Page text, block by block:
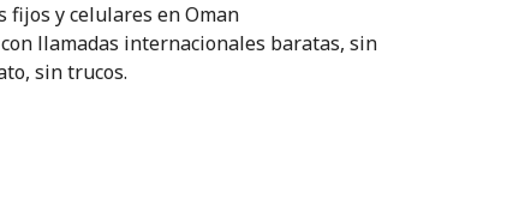
fijos y celulares en Oman
llamadas internacionales baratas, sin
sin trucos.